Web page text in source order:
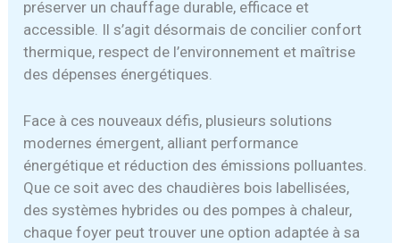
préserver un chauffage durable, efficace et
accessible. Il s’agit désormais de concilier confort
thermique, respect de l’environnement et maîtrise
des dépenses énergétiques.
Face à ces nouveaux défis, plusieurs solutions
modernes émergent, alliant performance
énergétique et réduction des émissions polluantes.
Que ce soit avec des chaudières bois labellisées,
des systèmes hybrides ou des pompes à chaleur,
chaque foyer peut trouver une option adaptée à sa